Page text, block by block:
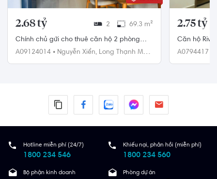
2.68 tỷ 2 69.3 m²
Chính chủ gửi cho thuê căn hộ 2 phòng
70m2 đủ nội thất Vinhomes Grand Park giá
A09124014 • Nguyễn Xiển, Long Thạnh Mỹ,
2.75 tỷ
Căn hộ
nội thất cơ
A0794417
Hotline miễn phí (24/7)
1800 234 546
Khiếu nại, phản hồi (miễn phí)
1800 234 560
Bộ phận kinh doanh Phòng dự án